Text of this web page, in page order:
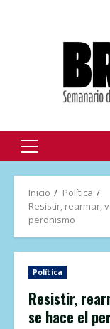
Inicio
Política
Resistir, rearmar,
peronismo
Política
Resistir,
se hace el